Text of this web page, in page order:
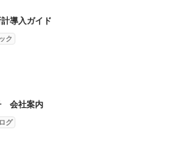
導入ガイド
ク
会社案内
グ